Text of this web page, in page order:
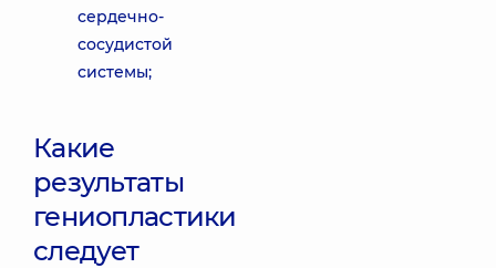
сердечно-
сосудистой
системы;
Какие
результаты
гениопластики
следует